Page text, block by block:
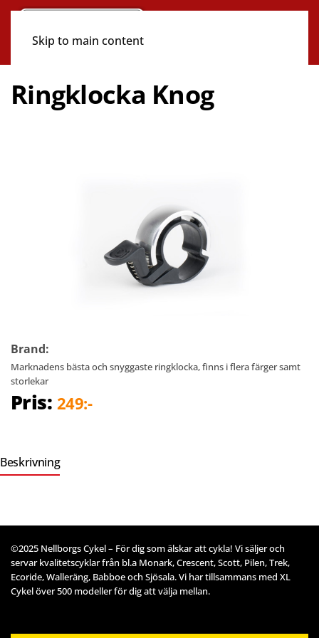
Skip to main content
Ringklocka Knog
Brand:
Marknadens bästa och snyggaste ringklocka, finns i flera färger samt
storlekar
Pris: 249:-
Beskrivning
©2025 Nellborgs Cykel – För dig som älskar att cykla! Vi säljer och
servar kvalitetscyklar från bl.a Monark, Crescent, Scott, Pilen, Trek,
Ecoride, Walleräng, Babboe och Sjösala. Vi har tillsammans med XL
Cykel över 500 modeller för dig att välja mellan.